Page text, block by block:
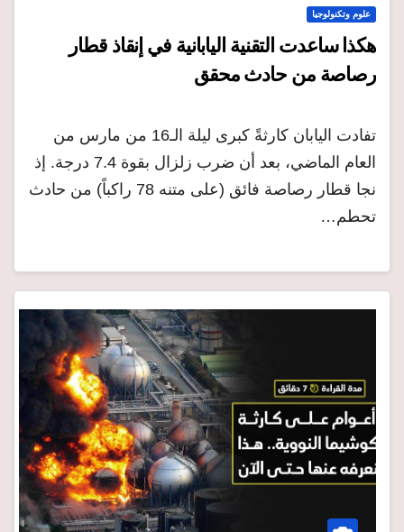
علوم وتكنولوجيا
هكذا ساعدت التقنية اليابانية في إنقاذ قطار
رصاصة من حادث محقق
تفادت اليابان كارثةً كبرى ليلة الـ16 من مارس من
العام الماضي، بعد أن ضرب زلزال بقوة 7.4 درجة. إذ
نجا قطار رصاصة فائق (على متنه 78 راكباً) من حادث
تحطم…